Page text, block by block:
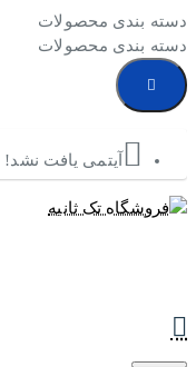
دسته بندی محصولات
دسته بندی محصولات
آیتمی یافت نشد!